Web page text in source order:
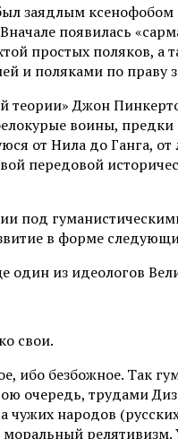
заядлым
появилась
простых поляков,
и поляками по праву
теории» Джон
воины,
от Нила до Ганга,
передовой
под
в форме
один из идеологов
свои.
ибо безбожное. Так
очередь, трудами
народов